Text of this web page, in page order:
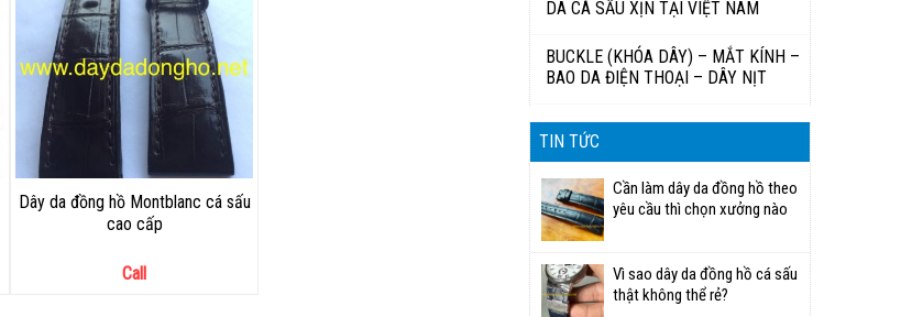
Dây da đồng hồ Montblanc cá sấu
cao cấp
Call
DA CÁ SẤU XỊN TẠI VIỆT NAM
BUCKLE (KHÓA DÂY) – MẮT KÍNH –
BAO DA ĐIỆN THOẠI – DÂY NỊT
TIN TỨC
Cần làm dây da đồng hồ theo
yêu cầu thì chọn xưởng nào
Vì sao dây da đồng hồ cá sấu
thật không thể rẻ?